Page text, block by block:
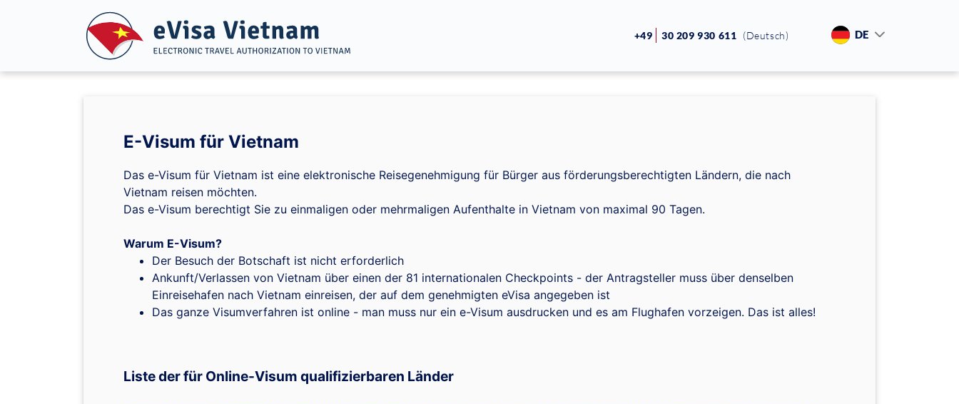
+49 30 209 930 611 (Deutsch) DE
E-Visum für Vietnam
Das e-Visum für Vietnam ist eine elektronische Reisegenehmigung für Bürger aus förderungsberechtigten Ländern, die nach
Vietnam reisen möchten.
Das e-Visum berechtigt Sie zu einmaligen oder mehrmaligen Aufenthalte in Vietnam von maximal 90 Tagen.
Warum E-Visum?
Der Besuch der Botschaft ist nicht erforderlich
Ankunft/Verlassen von Vietnam über einen der 81 internationalen Checkpoints - der Antragsteller muss über denselben
Einreisehafen nach Vietnam einreisen, der auf dem genehmigten eVisa angegeben ist
Das ganze Visumverfahren ist online - man muss nur ein e-Visum ausdrucken und es am Flughafen vorzeigen. Das ist alles!
Liste der für Online-Visum qualifizierbaren Länder